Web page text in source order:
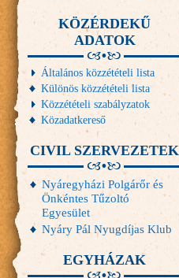
KÖZÉRDEKŰ
ADATOK
Általános közzétételi lista
Különös közzétételi lista
Közzétételi szabályzatok
Közadatkereső
CIVIL SZERVEZETEK
Nyáregyházi Polgárőr és
Önkéntes Tűzoltó
Egyesület
Nyáry Pál Nyugdíjas Klub
EGYHÁZAK